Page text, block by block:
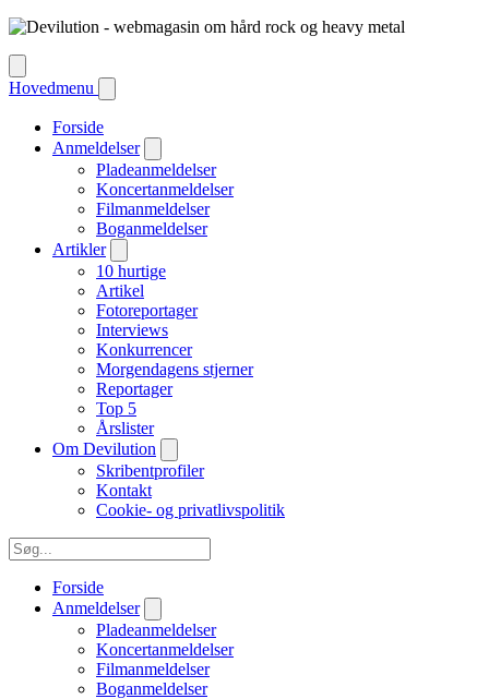
Hovedmenu
Forside
Anmeldelser
Pladeanmeldelser
Koncertanmeldelser
Filmanmeldelser
Boganmeldelser
Artikler
10 hurtige
Artikel
Fotoreportager
Interviews
Konkurrencer
Morgendagens stjerner
Reportager
Top 5
Årslister
Om Devilution
Skribentprofiler
Kontakt
Cookie- og privatlivspolitik
Forside
Anmeldelser
Pladeanmeldelser
Koncertanmeldelser
Filmanmeldelser
Boganmeldelser